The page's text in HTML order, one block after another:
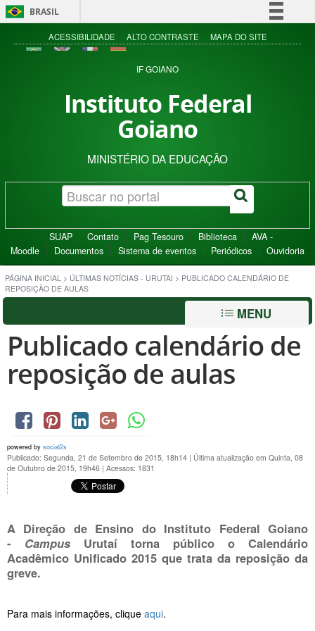
BRASIL
Simplifique!
Acesso à informação
ACESSIBILIDADE ALTO CONTRASTE MAPA DO SITE
IF GOIANO
Instituto Federal
Goiano
MINISTÉRIO DA EDUCAÇÃO
SUAP Contato Pag Tesouro Biblioteca
AVA -
Moodle
Documentos Sistema de eventos Periódicos Ouvidoria
PÁGINA INICIAL > ÚLTIMAS NOTÍCIAS - URUTAI > PUBLICADO CALENDÁRIO DE
REPOSIÇÃO DE AULAS
MENU
Publicado calendário de
reposição de aulas
powered by social2s
Publicado: Segunda, 21 de Setembro de 2015, 18h14 | Última atualização em Quinta, 08
de Outubro de 2015, 19h46 | Acessos: 1831
A Direção de Ensino do Instituto Federal Goiano
- Campus Urutaí torna público o Calendário
Acadêmico Unificado 2015 que trata da reposição da
greve.
Para mais informações, clique aqui.